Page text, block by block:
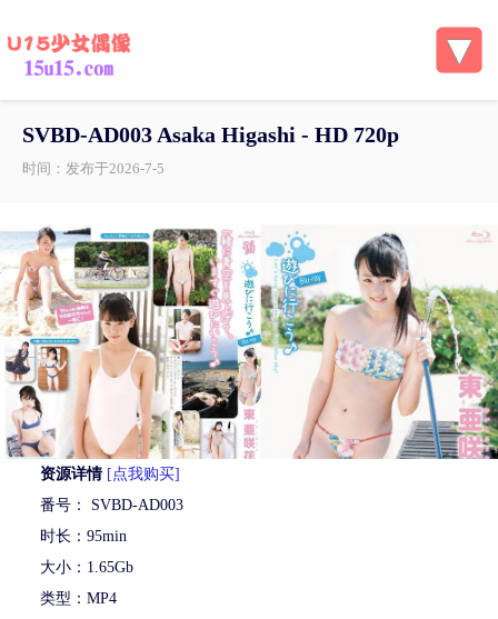
SVBD-AD003 Asaka Higashi - HD 720p
时间：发布于2026-7-5
资源详情 [点我购买]
番号： SVBD-AD003
时长：95min
大小：1.65Gb
类型：MP4